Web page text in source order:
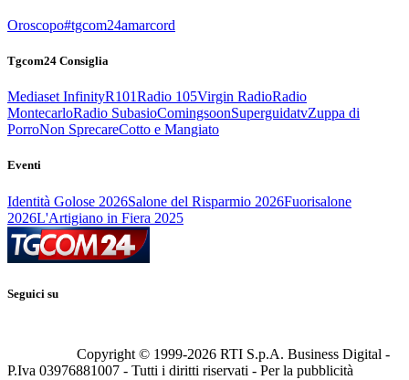
Oroscopo#tgcom24amarcord
Tgcom24 Consiglia
Mediaset InfinityR101Radio 105Virgin RadioRadio
MontecarloRadio SubasioComingsoonSuperguidatvZuppa di
PorroNon SprecareCotto e Mangiato
Eventi
Identità Golose 2026Salone del Risparmio 2026Fuorisalone
2026L'Artigiano in Fiera 2025
Seguici su
Copyright © 1999-2026 RTI S.p.A. Business Digital -
P.Iva 03976881007 - Tutti i diritti riservati - Per la pubblicità